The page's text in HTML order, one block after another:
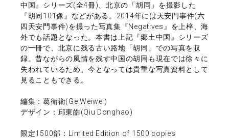
中国』シリーズ(全4冊)、北京の「胡同」を撮影した
『胡同101像』などがある。2014年には天安門事件(六
四天安門事件)を撮った写真集『Negatives』を上梓、海
外でも話題となった。本書は上記『郷土中国』シリーズ
の一冊で、北京に残る古い路地「胡同」での写真を収
録。昔ながらの風情を残す中国の胡同も現在では徐々に
失われているため、今となっては貴重な写真資料として
見ることもできる。
編集：葛衛衛(Ge Weiwei)
デザイン：邱東皓(Qiu Donghao)
限定1500部：Limited Edition of 1500 copies